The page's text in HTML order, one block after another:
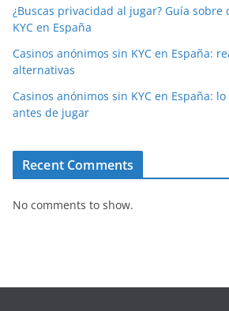
¿Buscas privacidad al jugar? Guía sobre
KYC en España
Casinos anónimos sin KYC en España:
alternativas
Casinos anónimos sin KYC en España:
antes de jugar
Recent Comments
No comments to show.